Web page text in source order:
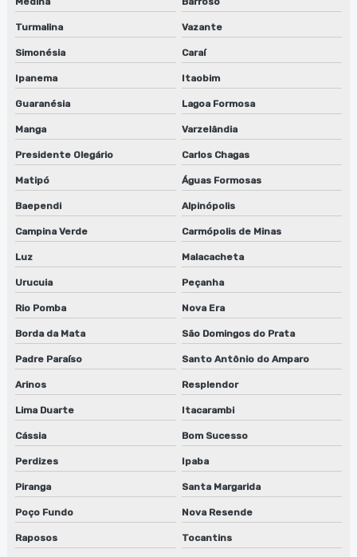
Serviço de manutenção de máquinas de limpeza de
equipamentos
Serviço de manutenção de sugador de refiles
Serviço de reparo de lavadora de cilindros
Serviço de reparo de lavadora de cilindros em jundiaí
Serviço de reparo de lavadora de cilindros em sp
Solvente para limpeza de peças
Solvente para limpeza a seco
Solvente para limpeza de tinta
Tanque para limpeza de peças
Turmalina Vazante
Simonésia Caraí
Ipanema Itaobim
Guaranésia Lagoa Formosa
Manga Varzelândia
Presidente Olegário Carlos Chagas
Matipó Águas Formosas
Baependi Alpinópolis
Campina Verde Carmópolis de Minas
Luz Malacacheta
Urucuia Peçanha
Rio Pomba Nova Era
Borda da Mata São Domingos do Prata
Padre Paraíso Santo Antônio do Amparo
Arinos Resplendor
Lima Duarte Itacarambi
Cássia Bom Sucesso
Perdizes Ipaba
Piranga Santa Margarida
Poço Fundo Nova Resende
Raposos Tocantins